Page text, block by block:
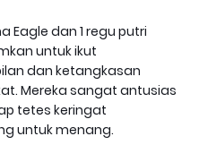
Eagle dan 1 regu putri
untuk ikut
dan ketangkasan
Mereka sangat antusias
tetes keringat
untuk menang.